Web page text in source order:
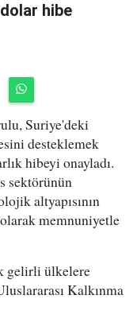
hibe
Suriye'deki
desteklemek
hibeyi onayladı.
sektörünün
altyapısının
memnuniyetle
gelirli ülkelere
Kalkınma